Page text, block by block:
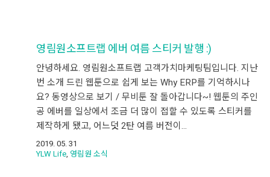
영림원소프트랩 에버 여름 스티커 발행 :)
안녕하세요. 영림원소프트랩 고객가치마케팅팀입니다. 지난
번 소개 드린 웹툰으로 쉽게 보는 Why ERP를 기억하시나
요? 동영상으로 보기 / 무비툰 잘 돌아갑니다~! 웹툰의 주인
공 에버를 일상에서 조금 더 많이 접할 수 있도록 스티커를
제작하게 됐고, 어느덧 2탄 여름 버전이…
2019. 05. 31
YLW Life, 영림원 소식